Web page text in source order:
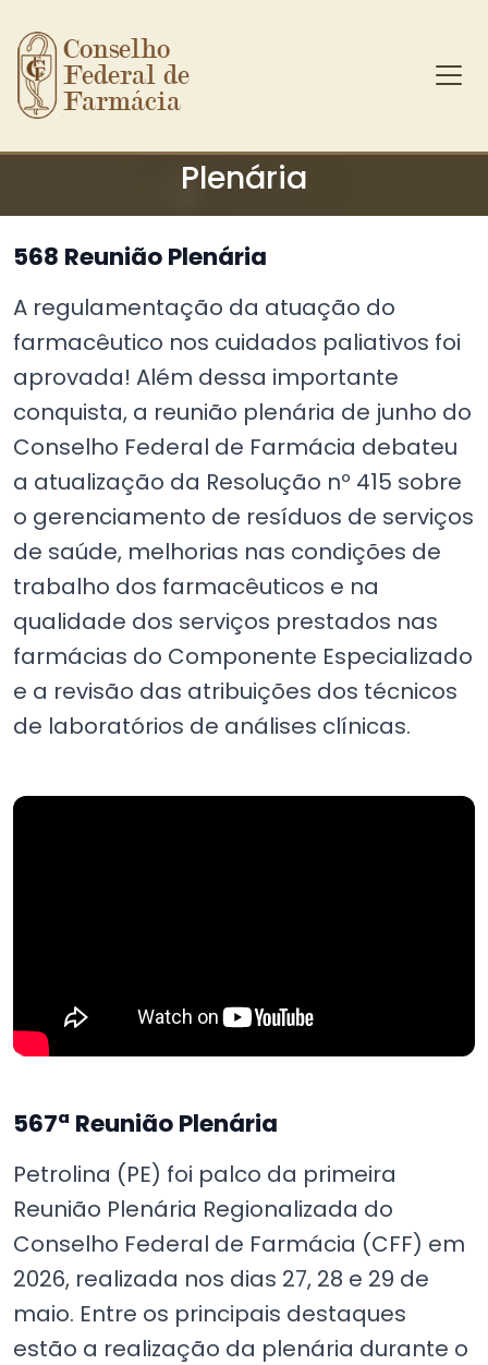
Ir para o conteúdo principal
Conselho
Federal de
Farmácia
Plenária
568 Reunião Plenária
A regulamentação da atuação do
farmacêutico nos cuidados paliativos foi
aprovada! Além dessa importante
conquista, a reunião plenária de junho do
Conselho Federal de Farmácia debateu
a atualização da Resolução nº 415 sobre
o gerenciamento de resíduos de serviços
de saúde, melhorias nas condições de
trabalho dos farmacêuticos e na
qualidade dos serviços prestados nas
farmácias do Componente Especializado
e a revisão das atribuições dos técnicos
de laboratórios de análises clínicas.
567ª Reunião Plenária
Petrolina (PE) foi palco da primeira
Reunião Plenária Regionalizada do
Conselho Federal de Farmácia (CFF) em
2026, realizada nos dias 27, 28 e 29 de
maio. Entre os principais destaques
estão a realização da plenária durante o